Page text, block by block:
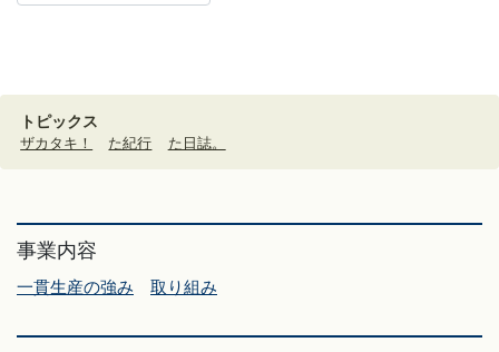
トピックス
ザカタキ！ た紀行 た日誌。
事業内容
一貫生産の強み 取り組み